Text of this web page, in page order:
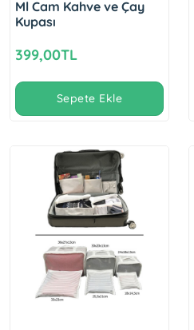
Ml Cam Kahve ve Çay
Kupası
399,00TL
Sepete Ekle